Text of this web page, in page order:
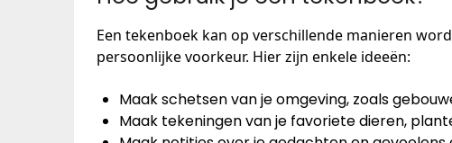
Een tekenboek kan op verschillende manieren
persoonlijke voorkeur. Hier zijn enkele ideeën:
Maak schetsen van je omgeving, zoals
Maak tekeningen van je favoriete dieren,